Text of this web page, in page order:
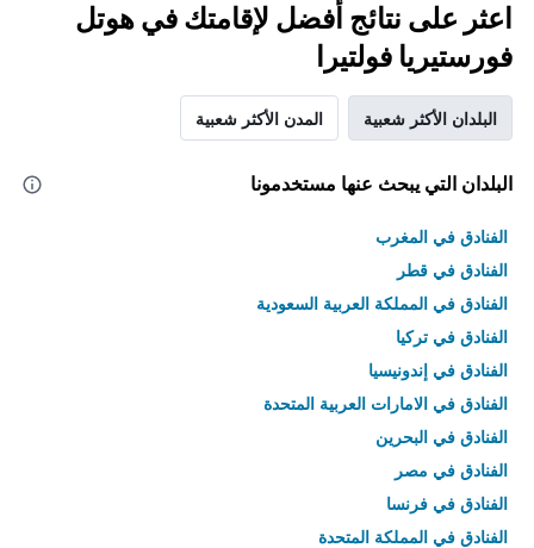
اعثر على نتائج أفضل لإقامتك في هوتل
فورستيريا فولتيرا
البلدان الأكثر شعبية المدن الأكثر شعبية
البلدان التي يبحث عنها مستخدمونا
الفنادق في المغرب
الفنادق في قطر
الفنادق في المملكة العربية السعودية
الفنادق في تركيا
الفنادق في إندونيسيا
الفنادق في الامارات العربية المتحدة
الفنادق في البحرين
الفنادق في مصر
الفنادق في فرنسا
الفنادق في المملكة المتحدة